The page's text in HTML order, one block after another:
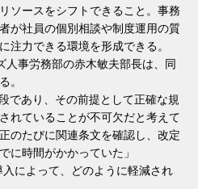
ソースをシフトできること。事務
が社員の個別相談や制度運用の質
注力できる環境を形成できる。
事労務部の赤木敏夫部長は、同
。
であり、その前提として正確な規
れていることが不可欠だと考えて
のたびに関連条文を確認し、改定
に時間がかかっていた」
によって、どのように軽減され